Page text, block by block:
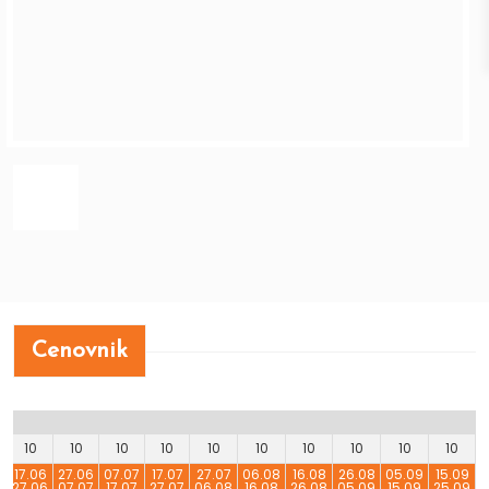
Cenovnik
10
10 10 10 10 10 10 10 10
10
17.06 27.06 07.07 17.07 27.07 06.08 16.08 26.08 05.09 15.09